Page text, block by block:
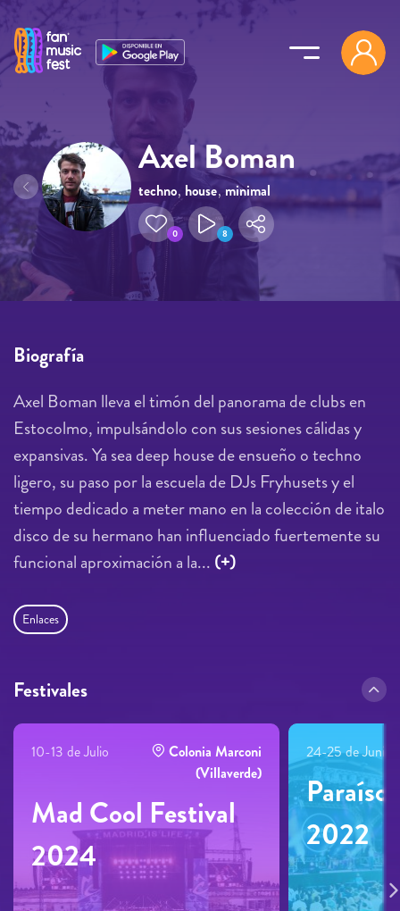
Pasar al contenido principal
Axel Boman
techno, house,minimal
0 8
Biografía
Axel Boman lleva el timón del panorama de clubs en
Estocolmo, impulsándolo con sus sesiones cálidas y
expansivas. Ya sea deep house de ensueño o techno
ligero, su paso por la escuela de DJs Fryhusets y el
tiempo dedicado a meter mano en la colección de italo
disco de su hermano han influenciado fuertemente su
funcional aproximación a la... (+)
Enlaces
Festivales
10-13 de Julio
Colonia Marconi
(Villaverde)
Mad Cool Festival
2024
24-25 de Junio
Paraíso
2022